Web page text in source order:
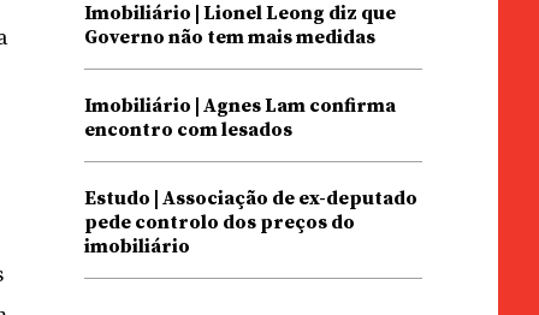
Imobiliário | Lionel Leong diz que
Governo não tem mais medidas
Imobiliário | Agnes Lam confirma
encontro com lesados
Estudo | Associação de ex-deputado
pede controlo dos preços do
imobiliário